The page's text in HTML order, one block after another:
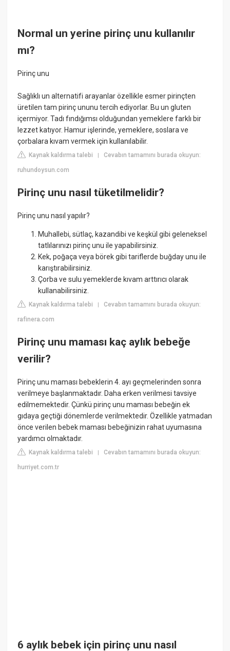
Normal un yerine pirinç unu kullanılır
mı?
Pirinç unu
Sağlıklı un alternatifi arayanlar özellikle esmer pirinçten
üretilen tam pirinç ununu tercih ediyorlar. Bu un gluten
içermiyor. Tadı fındığımsı olduğundan yemeklere farklı bir
lezzet katıyor. Hamur işlerinde, yemeklere, soslara ve
çorbalara kıvam vermek için kullanılabilir.
Kaynak kaldırma talebi |Cevabın tamamını burada okuyun:
ruhundoysun.com
Pirinç unu nasıl tüketilmelidir?
Pirinç unu nasıl yapılır?
Muhallebi, sütlaç, kazandibi ve keşkül gibi geleneksel
tatlılarınızı pirinç unu ile yapabilirsiniz.
Kek, poğaça veya börek gibi tariflerde buğday unu ile
karıştırabilirsiniz.
Çorba ve sulu yemeklerde kıvam arttırıcı olarak
kullanabilirsiniz.
Kaynak kaldırma talebi |Cevabın tamamını burada okuyun:
rafinera.com
Pirinç unu maması kaç aylık bebeğe
verilir?
Pirinç unu maması bebeklerin 4. ayı geçmelerinden sonra
verilmeye başlanmaktadır. Daha erken verilmesi tavsiye
edilmemektedir. Çünkü pirinç unu maması bebeğin ek
gıdaya geçtiği dönemlerde verilmektedir. Özellikle yatmadan
önce verilen bebek maması bebeğinizin rahat uyumasına
yardımcı olmaktadır.
Kaynak kaldırma talebi |Cevabın tamamını burada okuyun:
hurriyet.com.tr
6 aylık bebek için pirinç unu nasıl